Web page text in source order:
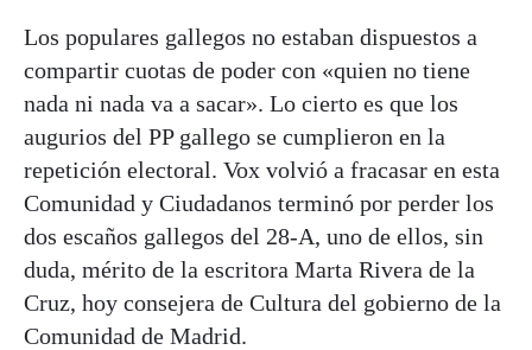
Los populares gallegos no estaban dispuestos a
compartir cuotas de poder con «quien no tiene
nada ni nada va a sacar». Lo cierto es que los
augurios del PP gallego se cumplieron en la
repetición electoral. Vox volvió a fracasar en esta
Comunidad y Ciudadanos terminó por perder los
dos escaños gallegos del 28-A, uno de ellos, sin
duda, mérito de la escritora Marta Rivera de la
Cruz, hoy consejera de Cultura del gobierno de la
Comunidad de Madrid.